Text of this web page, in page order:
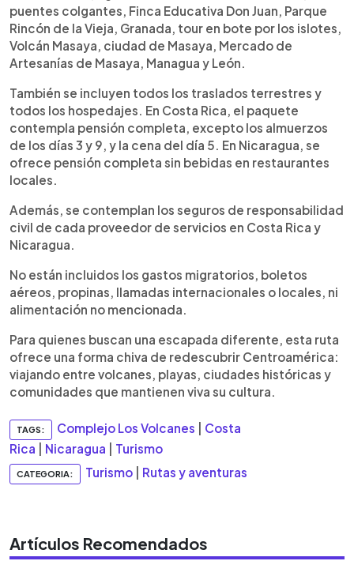
puentes colgantes, Finca Educativa Don Juan, Parque
Rincón de la Vieja, Granada, tour en bote por los islotes,
Volcán Masaya, ciudad de Masaya, Mercado de
Artesanías de Masaya, Managua y León.
También se incluyen todos los traslados terrestres y
todos los hospedajes. En Costa Rica, el paquete
contempla pensión completa, excepto los almuerzos
de los días 3 y 9, y la cena del día 5. En Nicaragua, se
ofrece pensión completa sin bebidas en restaurantes
locales.
Además, se contemplan los seguros de responsabilidad
civil de cada proveedor de servicios en Costa Rica y
Nicaragua.
No están incluidos los gastos migratorios, boletos
aéreos, propinas, llamadas internacionales o locales, ni
alimentación no mencionada.
Para quienes buscan una escapada diferente, esta ruta
ofrece una forma chiva de redescubrir Centroamérica:
viajando entre volcanes, playas, ciudades históricas y
comunidades que mantienen viva su cultura.
TAGS: Complejo Los Volcanes
Costa
Rica
Nicaragua Turismo
CATEGORIA: Turismo Rutas y aventuras
Artículos Recomendados